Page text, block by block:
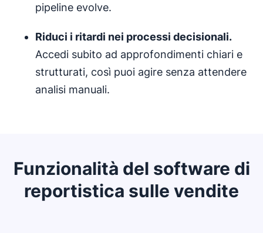
pipeline evolve.
Riduci i ritardi nei processi decisionali.
Accedi subito ad approfondimenti chiari e
strutturati, così puoi agire senza attendere
analisi manuali.
Funzionalità del software di
reportistica sulle vendite